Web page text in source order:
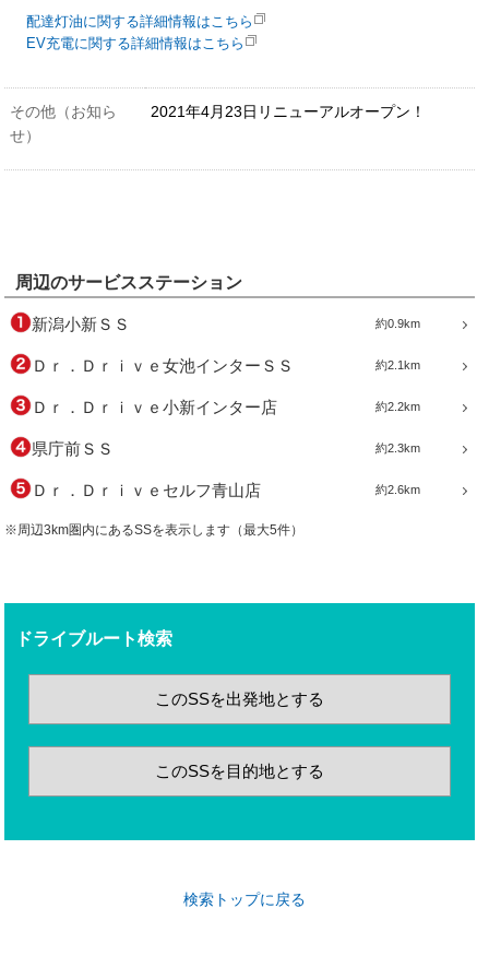
配達灯油に関する詳細情報はこちら
EV充電に関する詳細情報はこちら
その他（お知ら
せ）
2021年4月23日リニューアルオープン！
周辺のサービスステーション
約0.9km
新潟小新ＳＳ
約2.1km
Ｄｒ．Ｄｒｉｖｅ女池インターＳＳ
約2.2km
Ｄｒ．Ｄｒｉｖｅ小新インター店
約2.3km
県庁前ＳＳ
約2.6km
Ｄｒ．Ｄｒｉｖｅセルフ青山店
※周辺3km圏内にあるSSを表示します（最大5件）
ドライブルート検索
このSSを出発地とする
このSSを目的地とする
検索トップに戻る